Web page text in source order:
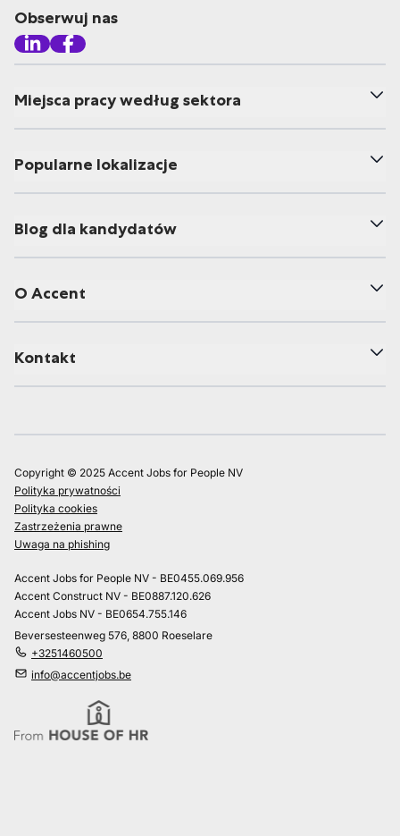
Obserwuj nas
Miejsca pracy według sektora
Popularne lokalizacje
Blog dla kandydatów
O Accent
Kontakt
Copyright © 2025 Accent Jobs for People NV
Polityka prywatności
Polityka cookies
Zastrzeżenia prawne
Uwaga na phishing
Accent Jobs for People NV - BE0455.069.956
Accent Construct NV - BE0887.120.626
Accent Jobs NV - BE0654.755.146
Beversesteenweg 576, 8800 Roeselare
+3251460500
info@accentjobs.be